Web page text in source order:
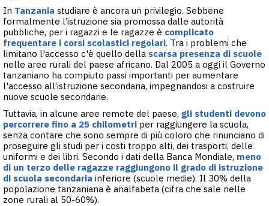
In Tanzania studiare è ancora un privilegio. Sebbene
formalmente l’istruzione sia promossa dalle autorità
pubbliche, per i ragazzi e le ragazze è complicato
frequentare i corsi scolastici regolari. Tra i problemi che
limitano l'accesso c'è quello della scarsa presenza di scuole
nelle aree rurali del paese africano. Dal 2005 a oggi il Governo
tanzaniano ha compiuto passi importanti per aumentare
l'accesso all’istruzione secondaria, impegnandosi a costruire
nuove scuole secondarie.
Tuttavia, in alcune aree remote del paese, gli studenti devono
percorrere fino a 25 chilometri per raggiungere la scuola,
senza contare che sono sempre di più coloro che rinunciano di
proseguire gli studi per i costi troppo alti, dei trasporti, delle
uniformi e dei libri. Secondo i dati della Banca Mondiale, meno
di un terzo delle ragazze raggiungono il grado di istruzione
di scuola secondaria inferiore (scuole medie). Il 30% della
popolazione tanzaniana è analfabeta (cifra che sale nelle
zone rurali al 50-60%).